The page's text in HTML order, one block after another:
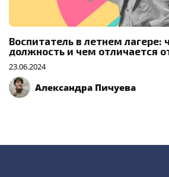
Воспитатель в летнем лагере:
должность и чем отличается
23.06.2024
Александра Пичуева